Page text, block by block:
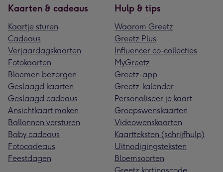
Kaarten & cadeaus
Kaartje sturen
Cadeaus
Verjaardagskaarten
Fotokaarten
Bloemen bezorgen
Geslaagd kaarten
Geslaagd cadeaus
Ansichtkaart maken
Ballonnen versturen
Baby cadeaus
Fotocadeaus
Feestdagen
Hulp & tips
Waarom Greetz
Greetz Plus
Influencer co-collecties
MyGreetz
Greetz-app
Greetz-kalender
Personaliseer je kaart
Groepswenskaarten
Videowenskaarten
Kaartteksten (schrijfhulp)
Uitnodigingsteksten
Bloemsoorten
Greetz kortingscode